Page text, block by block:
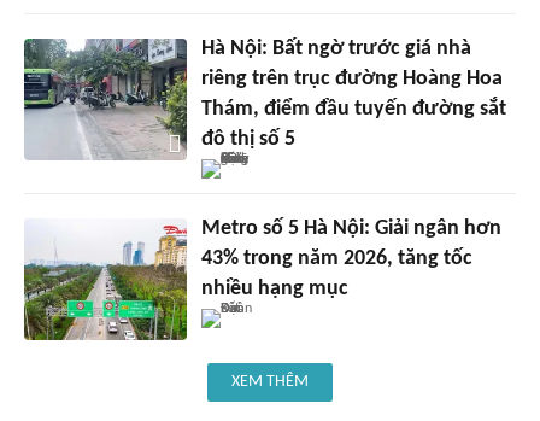
Hà Nội: Bất ngờ trước giá nhà
riêng trên trục đường Hoàng Hoa
Thám, điểm đầu tuyến đường sắt
đô thị số 5
Metro số 5 Hà Nội: Giải ngân hơn
43% trong năm 2026, tăng tốc
nhiều hạng mục
XEM THÊM